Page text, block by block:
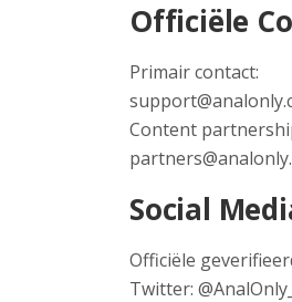
Officiële
Primair contact:
Content
Social
Officiële
Twitter: